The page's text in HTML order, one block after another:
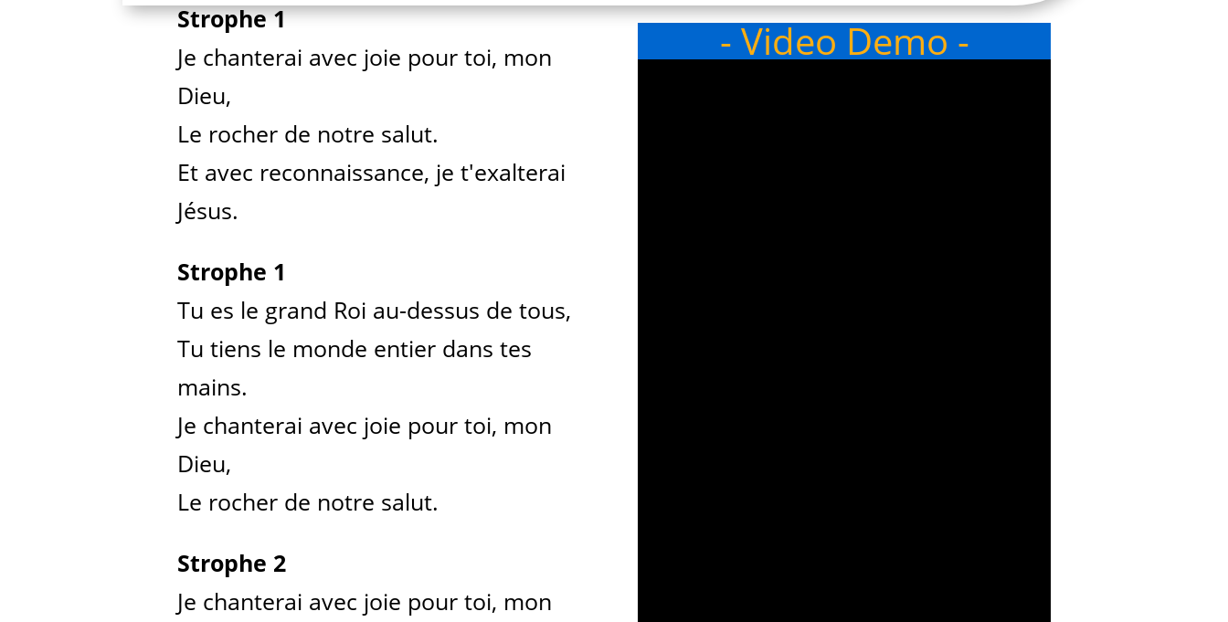
Strophe 1
Je chanterai avec joie pour toi, mon
Dieu,
Le rocher de notre salut.
Et avec reconnaissance, je t'exalterai
Jésus.
Strophe 1
Tu es le grand Roi au-dessus de tous,
Tu tiens le monde entier dans tes
mains.
Je chanterai avec joie pour toi, mon
Dieu,
Le rocher de notre salut.
Strophe 2
Je chanterai avec joie pour toi, mon
- Video Demo -